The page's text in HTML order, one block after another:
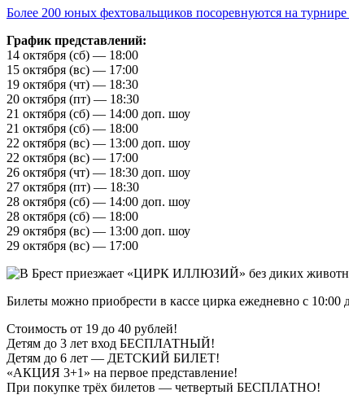
Более 200 юных фехтовальщиков посоревнуются на
График представлений:
14 октября (сб) — 18:00
15 октября (вс) — 17:00
19 октября (чт) — 18:30
20 октября (пт) — 18:30
21 октября (сб) — 14:00 доп. шоу
21 октября (сб) — 18:00
22 октября (вс) — 13:00 доп. шоу
22 октября (вс) — 17:00
26 октября (чт) — 18:30 доп. шоу
27 октября (пт) — 18:30
28 октября (сб) — 14:00 доп. шоу
28 октября (сб) — 18:00
29 октября (вс) — 13:00 доп. шоу
29 октября (вс) — 17:00
Билеты можно приобрести в кассе цирка ежедневно с 10:00
Стоимость от 19 до 40 рублей!
Детям до 3 лет вход БЕСПЛАТНЫЙ!
Детям до 6 лет — ДЕТСКИЙ БИЛЕТ!
«АКЦИЯ 3+1» на первое представление!
При покупке трёх билетов — четвертый БЕСПЛАТНО!